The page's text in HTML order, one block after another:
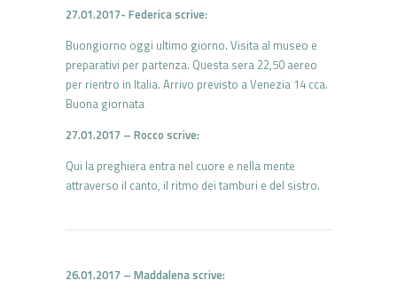
27.01.2017- Federica scrive:
Buongiorno oggi ultimo giorno. Visita al museo e
preparativi per partenza. Questa sera 22,50 aereo
per rientro in Italia. Arrivo previsto a Venezia 14 cca.
Buona giornata
27.01.2017 – Rocco scrive:
Qui la preghiera entra nel cuore e nella mente
attraverso il canto, il ritmo dei tamburi e del sistro.
26.01.2017 – Maddalena scrive: